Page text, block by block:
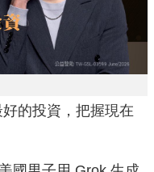
的投資，把握現在